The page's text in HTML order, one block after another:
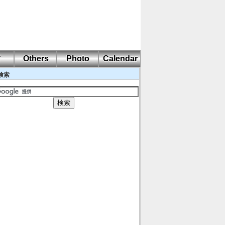
Others Photo Calendar
索